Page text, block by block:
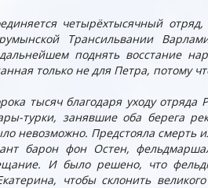
четырёхтысячный
Трансильвании
поднять восстание
только не для Петра, потому
тысяч благодаря уходу отряда
турки, занявшие оба берега
невозможно. Предстояла смерть
барон фон Остен,
И было решено, что
чтобы склонить